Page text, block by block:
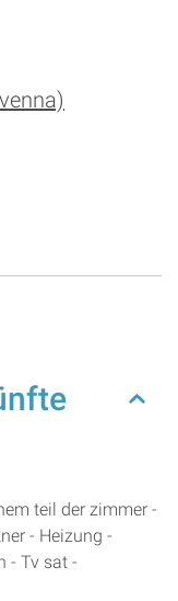
teil der zimmer -
- Heizung -
- Tv sat -